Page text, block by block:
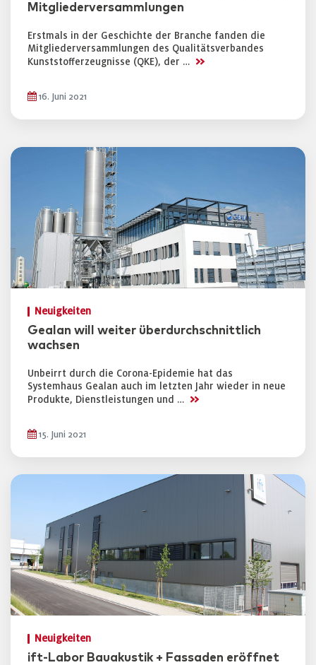
Mitgliederversammlungen
Erstmals in der Geschichte der Branche fanden die
Mitgliederversammlungen des Qualitätsverbandes
Kunststofferzeugnisse (QKE), der … >>
16. Juni 2021
Neuigkeiten
Gealan will weiter überdurchschnittlich
wachsen
Unbeirrt durch die Corona-Epidemie hat das
Systemhaus Gealan auch im letzten Jahr wieder in neue
Produkte, Dienstleistungen und … >>
15. Juni 2021
Neuigkeiten
ift-Labor Bauakustik + Fassaden eröffnet